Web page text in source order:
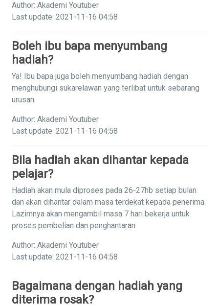
Author: Akademi Youtuber
Last update: 2021-11-16 04:58
Boleh ibu bapa menyumbang
hadiah?
Ya! Ibu bapa juga boleh menyumbang hadiah dengan
menghubungi sukarelawan yang terlibat untuk sebarang
urusan.
Author: Akademi Youtuber
Last update: 2021-11-16 04:58
Bila hadiah akan dihantar kepada
pelajar?
Hadiah akan mula diproses pada 26-27hb setiap bulan
dan akan dihantar dalam masa terdekat kepada penerima.
Lazimnya akan mengambil masa 7 hari bekerja untuk
proses pembelian dan penghantaran.
Author: Akademi Youtuber
Last update: 2021-11-16 04:58
Bagaimana dengan hadiah yang
diterima rosak?